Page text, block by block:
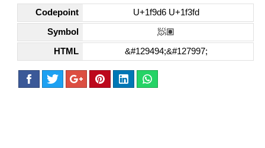
Codepoint U+1f9d6 U+1f3fd
Symbol 🧖🏽
HTML &#129494;&#127997;